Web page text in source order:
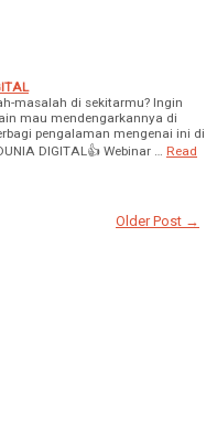
masalah di sekitarmu? Ingin
mau mendengarkannya di
pengalaman mengenai ini di
DIGITAL👍 Webinar …
Read
Older Post →